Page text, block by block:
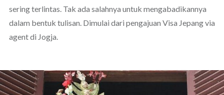
sering terlintas. Tak ada salahnya untuk mengabadikannya
dalam bentuk tulisan. Dimulai dari pengajuan Visa Jepang via
agent di Jogja.